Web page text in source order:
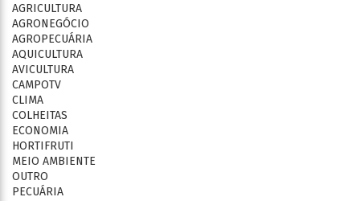
AGRICULTURA
AGRONEGÓCIO
AGROPECUÁRIA
AQUICULTURA
AVICULTURA
CAMPOTV
CLIMA
COLHEITAS
ECONOMIA
HORTIFRUTI
MEIO AMBIENTE
OUTRO
PECUÁRIA